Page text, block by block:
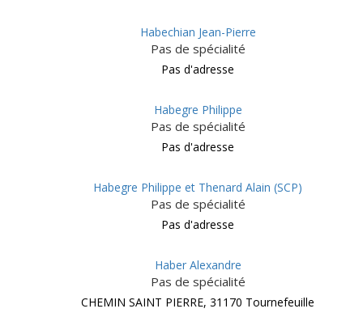
Habechian Jean-Pierre
Pas de spécialité
Pas d'adresse
Habegre Philippe
Pas de spécialité
Pas d'adresse
Habegre Philippe et Thenard Alain (SCP)
Pas de spécialité
Pas d'adresse
Haber Alexandre
Pas de spécialité
CHEMIN SAINT PIERRE, 31170 Tournefeuille